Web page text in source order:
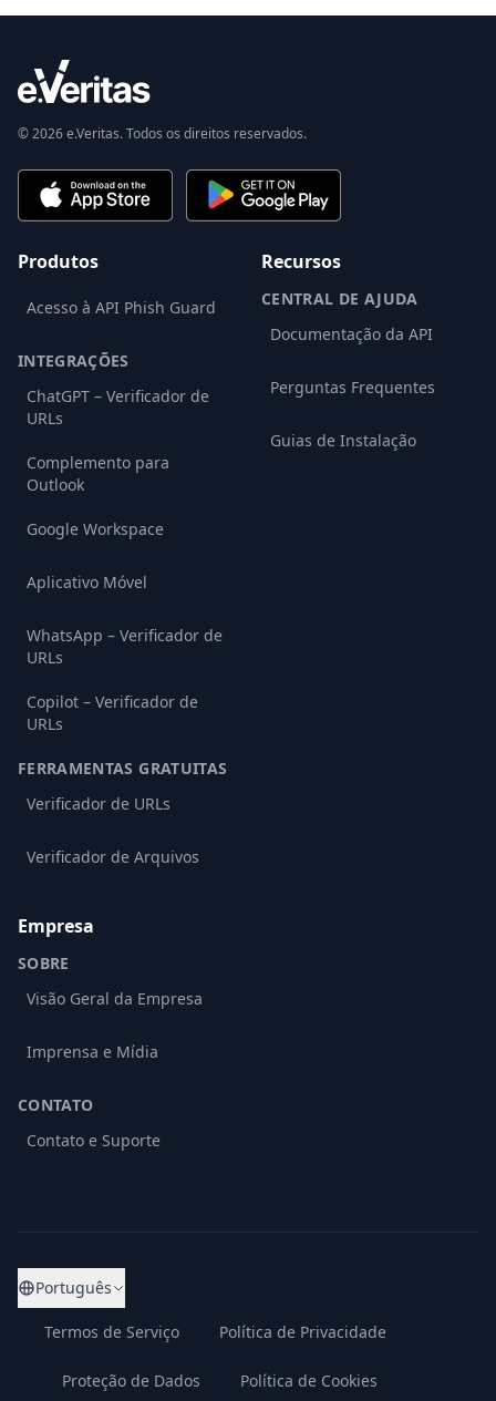
© 2026 e.Veritas. Todos os direitos reservados.
Produtos
Acesso à API Phish Guard
INTEGRAÇÕES
ChatGPT – Verificador de
URLs
Complemento para
Outlook
Google Workspace
Aplicativo Móvel
WhatsApp – Verificador de
URLs
Copilot – Verificador de
URLs
FERRAMENTAS GRATUITAS
Verificador de URLs
Verificador de Arquivos
Recursos
CENTRAL DE AJUDA
Documentação da API
Perguntas Frequentes
Guias de Instalação
Empresa
SOBRE
Visão Geral da Empresa
Imprensa e Mídia
CONTATO
Contato e Suporte
Português
Termos de Serviço Política de Privacidade
Proteção de Dados Política de Cookies